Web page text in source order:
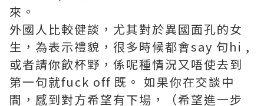
來。
外國人比較健談，尤其對於異國面孔的女
生，為表示禮貌，很多時候都會say 句hi ,
或者請你飲杯野，係呢種情況又唔使去到
第一句就fuck off 既。 如果你在交談中
間，感到對方希望有下場，（希望進一步